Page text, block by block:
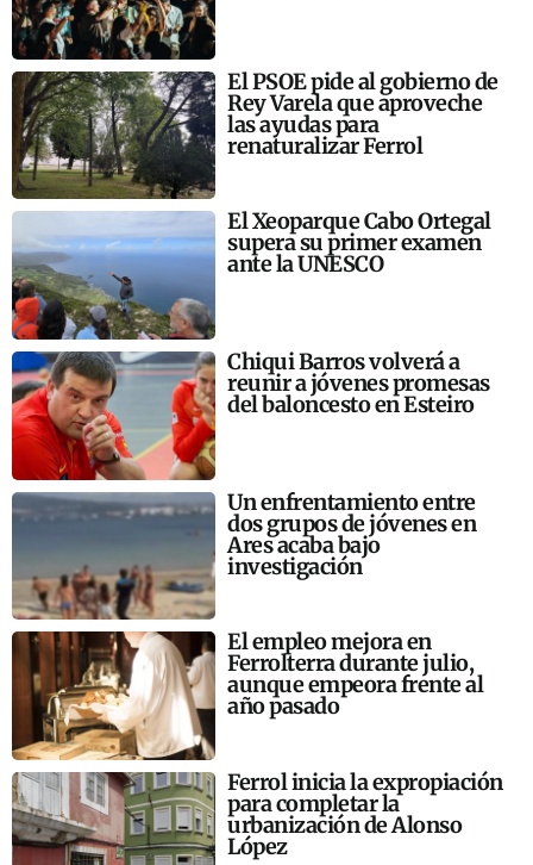
El PSOE pide al gobierno de
Rey Varela que aproveche
las ayudas para
renaturalizar Ferrol
El Xeoparque Cabo Ortegal
supera su primer examen
ante la UNESCO
Chiqui Barros volverá a
reunir a jóvenes promesas
del baloncesto en Esteiro
Un enfrentamiento entre
dos grupos de jóvenes en
Ares acaba bajo
investigación
El empleo mejora en
Ferrolterra durante julio,
aunque empeora frente al
año pasado
Ferrol inicia la expropiación
para completar la
urbanización de Alonso
López